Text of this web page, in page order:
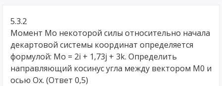
5.3.2
Момент Mо некоторой силы относительно начала
декартовой системы координат определяется
формулой: Mо = 2i + 1,73j + 3k. Определить
направляющий косинус угла между вектором М0 и
осью Ох. (Ответ 0,5)